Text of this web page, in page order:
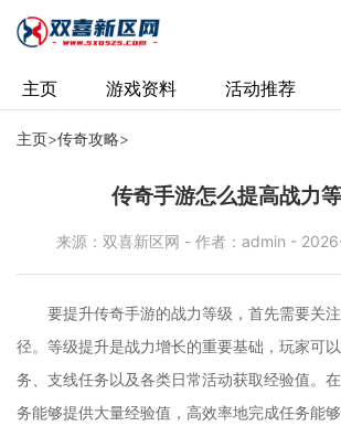
主页 游戏资料 活动推荐
主页>传奇攻略>
传奇手游怎么提高战力
来源：双喜新区网 - 作者：admin -
要提升传奇手游的战力等级，首先需要关
径。等级提升是战力增长的重要基础，玩家可
务、支线任务以及各类日常活动获取经验值。
务能够提供大量经验值，高效率地完成任务能